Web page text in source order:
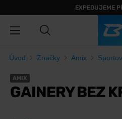
EXPEDUJEME
Úvod Značky Amix
AMIX
GAINERY BEZ